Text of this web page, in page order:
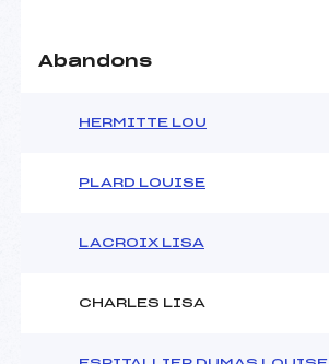
Abandons
HERMITTE LOU
PLARD LOUISE
LACROIX LISA
CHARLES LISA